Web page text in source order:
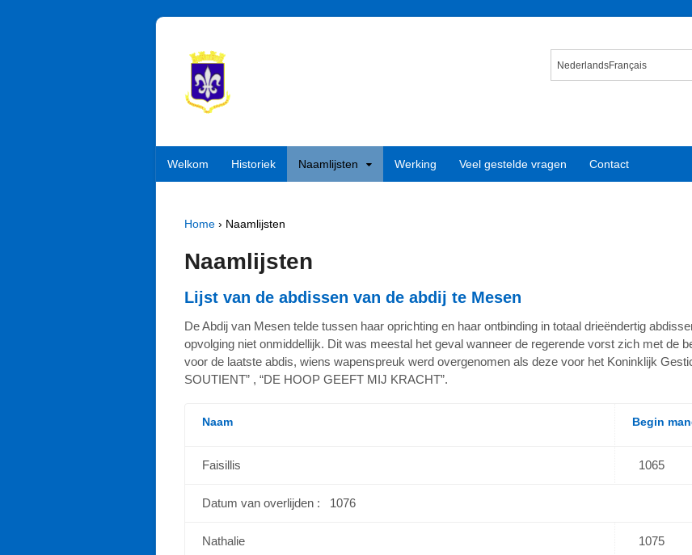
NederlandsFrançais
Welkom Historiek Naamlijsten Werking Veel gestelde vragen Contact
Home › Naamlijsten
Naamlijsten
Lijst van de abdissen van de abdij te Mesen
De Abdij van Mesen telde tussen haar oprichting en haar ontbinding in totaal drieëndertig
opvolging niet onmiddellijk. Dit was meestal het geval wanneer de regerende vorst zich met de
voor de laatste abdis, wiens wapenspreuk werd overgenomen als deze voor het Koninklijk
SOUTIENT” , “DE HOOP GEEFT MIJ KRACHT”.
Naam Begin
Faisillis 1065
Datum van overlijden : 1076
Nathalie 1075